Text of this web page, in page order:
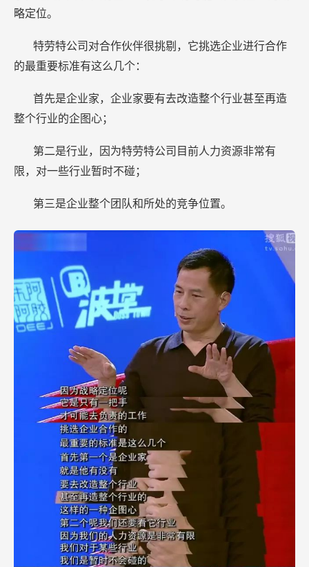
略定位。
特劳特公司对合作伙伴很挑剔，它挑选企业进行合作
的最重要标准有这么几个：
首先是企业家，企业家要有去改造整个行业甚至再造
整个行业的企图心；
第二是行业，因为特劳特公司目前人力资源非常有
限，对一些行业暂时不碰；
第三是企业整个团队和所处的竞争位置。